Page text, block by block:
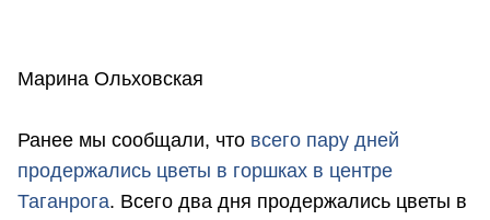
Марина Ольховская
Ранее мы сообщали, что всего пару дней
продержались цветы в горшках в центре
Таганрога. Всего два дня продержались цветы в